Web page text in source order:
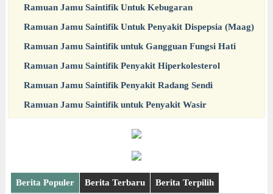
Ramuan Jamu Saintifik Untuk Kebugaran
Ramuan Jamu Saintifik Untuk Penyakit Dispepsia (Maag)
Ramuan Jamu Saintifik untuk Gangguan Fungsi Hati
Ramuan Jamu Saintifik Penyakit Hiperkolesterol
Ramuan Jamu Saintifik Penyakit Radang Sendi
Ramuan Jamu Saintifik untuk Penyakit Wasir
Berita Populer Berita Terbaru Berita Terpilih